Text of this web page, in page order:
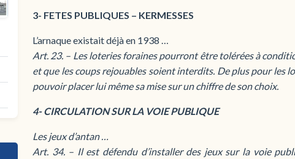
3- FETES PUBLIQUES – KERMESSES
L’arnaque existait déjà en 1938 …
Art. 23. – Les loteries foraines pourront être tolérées à
et que les coups rejouables soient interdits. De plus pour les
pouvoir placer lui même sa mise sur un chiffre de son choix.
4- CIRCULATION SUR LA VOIE PUBLIQUE
Les jeux d’antan …
Art. 34. – Il est défendu d’installer des jeux sur la voie